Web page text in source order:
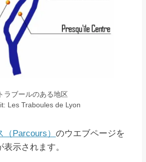
トラブールのある地区
Les Traboules de Lyon
Parcours） のウエブページを
示されます。